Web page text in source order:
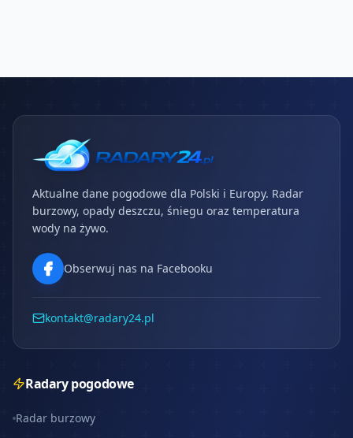
Aktualne dane pogodowe dla Polski i Europy. Radar
burzowy, opady deszczu, śniegu oraz temperatura
wody na żywo.
Obserwuj nas na Facebooku
kontakt@radary24.pl
Radary pogodowe
Radar burzowy